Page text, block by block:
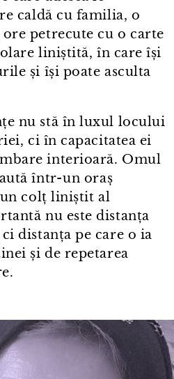
caldă cu familia, o
petrecute cu o carte
liniștită, în care își
și își poate asculta
nu stă în luxul locului
ci în capacitatea ei
interioară. Omul
într⁠-⁠un oraș
colț liniștit al
nu este distanța
distanța pe care o ia
și de repetarea